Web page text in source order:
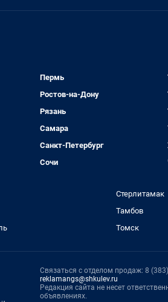
Пермь
Ростов-на-Дону
Рязань
Самара
Санкт-Петербург
Сочи
Стерлитамак
Тамбов
Томск
Связаться с отделом продаж: 8
reklamangs@shkulev.ru
Редакция сайта не несет
объявлениях.